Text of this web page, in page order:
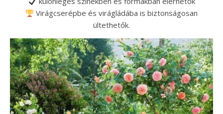
Virágcserépbe és virágládába is biztonságosan
ültethetők.